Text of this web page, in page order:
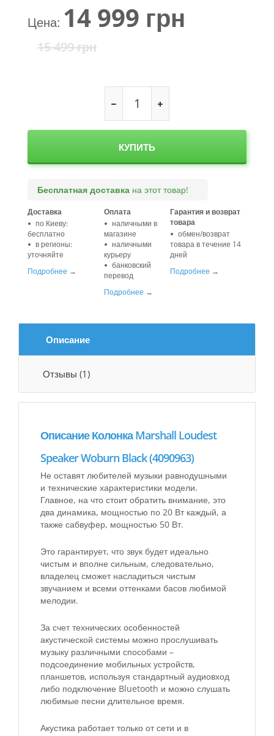
Цена: 14 999 грн
15 499грн
КУПИТЬ
Бесплатная доставка на этот товар!
Гарантия и возврат
товара
обмен/возврат
товара в течение 14
дней
Подробнее →
Доставка
по Киеву:
бесплатно
в регионы:
уточняйте
Подробнее →
Оплата
наличными в
магазине
наличными
курьеру
банковский
перевод
Подробнее →
Описание
Отзывы (1)
Описание Колонка Marshall Loudest
Speaker Woburn Black (4090963)
Не оставят любителей музыки равнодушными
и технические характеристики модели.
Главное, на что стоит обратить внимание, это
два динамика, мощностью по 20 Вт каждый, а
также сабвуфер, мощностью 50 Вт.
Это гарантирует, что звук будет идеально
чистым и вполне сильным, следовательно,
владелец сможет насладиться чистым
звучанием и всеми оттенками басов любимой
мелодии.
За счет технических особенностей
акустической системы можно прослушивать
музыку различными способами –
подсоединение мобильных устройств,
планшетов, используя стандартный аудиовход
либо подключение Bluetooth и можно слушать
любимые песни длительное время.
Акустика работает только от сети и в